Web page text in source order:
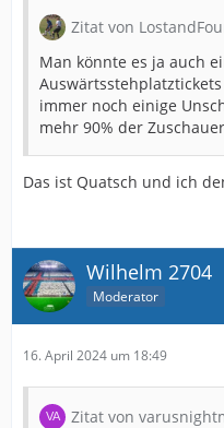
Zitat von
Man könnte es ja auch
immer noch einige
mehr 90% der
Das ist Quatsch und ich
Wilhelm 2704
Moderator
16. April 2024 um 18:49
Zitat von